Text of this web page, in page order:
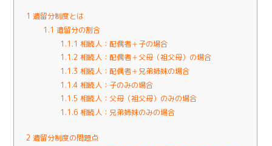
1 遺留分制度とは
1.1 遺留分の割合
1.1.1 相続人：配偶者＋子の場合
1.1.2 相続人：配偶者＋父母（祖父母）の場合
1.1.3 相続人：配偶者＋兄弟姉妹の場合
1.1.4 相続人：子のみの場合
1.1.5 相続人：父母（祖父母）のみの場合
1.1.6 相続人：兄弟姉妹のみの場合
2 遺留分制度の問題点